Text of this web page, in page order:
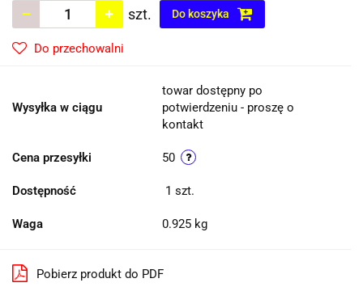
szt. Do koszyka
Do przechowalni
Wysyłka w ciągu
towar dostępny po
potwierdzeniu - proszę o
kontakt
Cena przesyłki 50
Dostępność 1 szt.
Waga 0.925 kg
Pobierz produkt do PDF